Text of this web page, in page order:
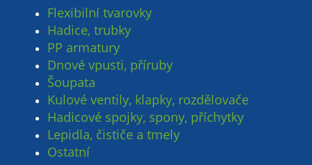
Flexibilní tvarovky
Hadice, trubky
PP armatury
Dnové vpusti, příruby
Šoupata
Kulové ventily, klapky, rozdělovače
Hadicové spojky, spony, příchytky
Lepidla, čističe a tmely
Ostatní